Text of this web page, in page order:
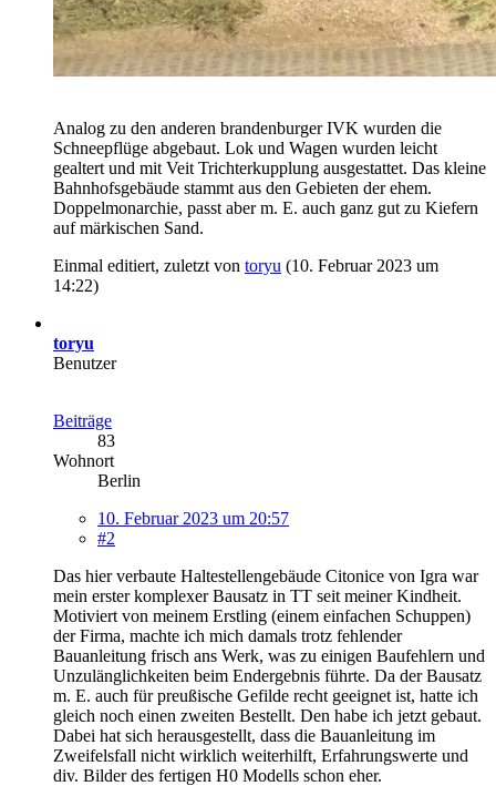
Analog zu den anderen brandenburger IVK wurden die
Schneepflüge abgebaut. Lok und Wagen wurden leicht
gealtert und mit Veit Trichterkupplung ausgestattet. Das kleine
Bahnhofsgebäude stammt aus den Gebieten der ehem.
Doppelmonarchie, passt aber m. E. auch ganz gut zu Kiefern
auf märkischen Sand.
Einmal editiert, zuletzt von toryu (10. Februar 2023 um
14:22)
toryu
Benutzer
Beiträge
83
Wohnort
Berlin
10. Februar 2023 um 20:57
#2
Das hier verbaute Haltestellengebäude Citonice von Igra war
mein erster komplexer Bausatz in TT seit meiner Kindheit.
Motiviert von meinem Erstling (einem einfachen Schuppen)
der Firma, machte ich mich damals trotz fehlender
Bauanleitung frisch ans Werk, was zu einigen Baufehlern und
Unzulänglichkeiten beim Endergebnis führte. Da der Bausatz
m. E. auch für preußische Gefilde recht geeignet ist, hatte ich
gleich noch einen zweiten Bestellt. Den habe ich jetzt gebaut.
Dabei hat sich herausgestellt, dass die Bauanleitung im
Zweifelsfall nicht wirklich weiterhilft, Erfahrungswerte und
div. Bilder des fertigen H0 Modells schon eher.